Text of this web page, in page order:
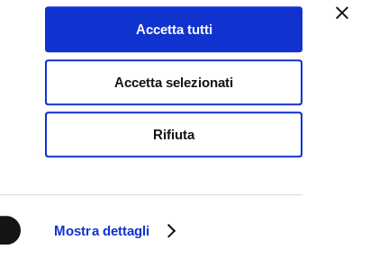
Mostra dettagli
Accetta tutti
Accetta selezionati
Rifiuta
anche i nostri profili social per
sempre aggiornato sulle nostre